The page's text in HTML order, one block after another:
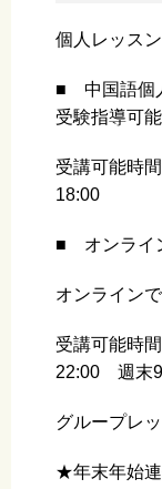
個人レッスン
■ 中国語個
受験指導可能
受講可能時
18:00
■ オンライ
オンライン
受講可能時
22:00 週末
グループレ
★年末年始連